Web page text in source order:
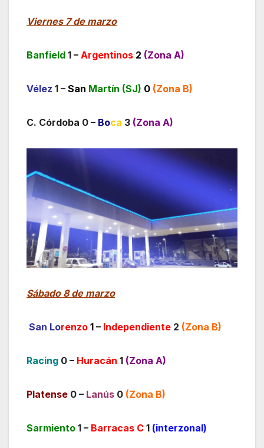
Viernes 7 de marzo
Banfield 1 – Argentinos 2 (Zona A)
Vélez 1 – San Martín (SJ) 0 (Zona B)
C. Córdoba 0 – Boca 3 (Zona A)
Sábado 8 de marzo
San Lorenzo 1 – Independiente 2 (Zona B)
Racing 0 – Huracán 1 (Zona A)
Platense 0 – Lanús 0 (Zona B)
Sarmiento 1 – Barracas C 1 (interzonal)